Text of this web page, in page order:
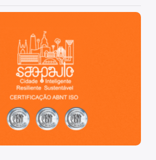
inteligente, resiliente e sustentável